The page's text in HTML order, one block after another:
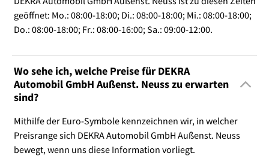
geöffnet: Mo.: 08:00-18:00; Di.: 08:00-18:00; Mi.: 08:00-18:00;
Do.: 08:00-18:00; Fr.: 08:00-16:00; Sa.: 09:00-12:00.
Wo sehe ich, welche Preise für DEKRA
Automobil GmbH Außenst. Neuss zu erwarten
sind?
Mithilfe der Euro-Symbole kennzeichnen wir, in welcher
Preisrange sich DEKRA Automobil GmbH Außenst. Neuss
bewegt, wenn uns diese Information vorliegt.